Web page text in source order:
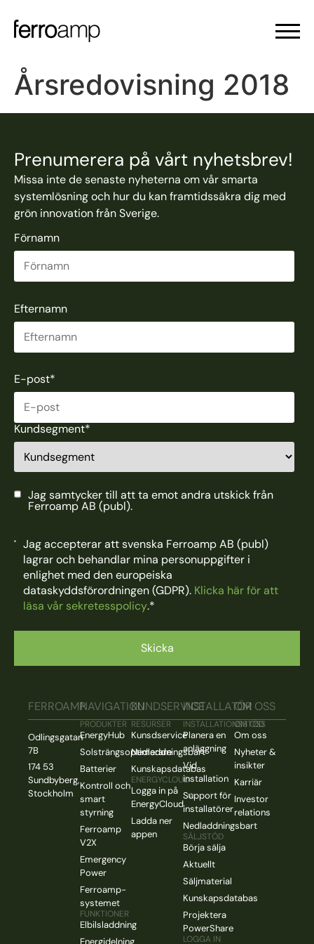
Årsredovisning 2018
Prenumerera på vårt nyhetsbrev!
Missa inte de senaste nyheterna om vår smarta
systemlösning och hur du kan framtidssäkra dig med
grön innovation från Sverige.
Förnamn
Efternamn
E-post*
Kundsegment*
Jag samtycker till att ta emot andra utskick från
Ferroamp AB (publ).
Jag accepterar att svenska Ferroamp AB (publ)
lagrar och behandlar mina personuppgifter i
enlighet med den europeiska
dataskyddsförordningen (GDPR). Klicka här för att
läsa vår sekretesspolicy.*
FERROAMP
Odlingsgatan
7B
174 53
Sundbyberg,
Stockholm
NAVIGATION
PRODUKTER
EnergyHub
Solsträngsoptimerare
Batterier
Kontroll och
smart
styrning
Ferroamp
V2X
Emergency
Power
Ferroamp-
systemet
FUNKTIONER
Elbilsladdning
Energidelning
KUNDSERVICE
RESURSER
Kunsdservice
Nedladdningsbart
Kunskapsdatabas
ENERGYCLOUD
Logga in på
EnergyCloud
Ladda ner
appen
INSTALLATÖR
INSTALLATIONSSTÖD
Planera en
anläggning
Vid
installation
Support för
installatörer
Nedladdningsbart
SÄLJSTÖD
Börja sälja
Aktuellt
Säljmaterial
Kunskapsdatabas
Projektera
PowerShare
LOGGA IN
OM OSS
OM OSS
Om oss
Nyheter &
insikter
Karriär
Investor
relations